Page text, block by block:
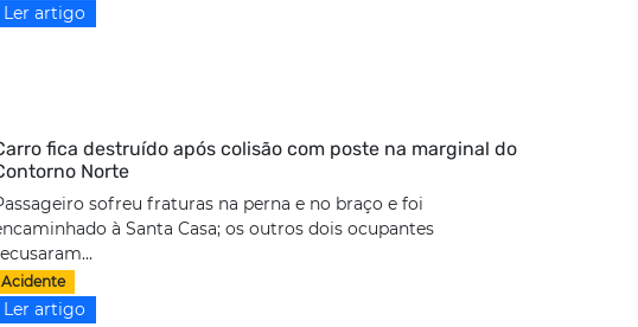
Ler artigo
fica destruído após colisão com poste na marginal do
Norte
sofreu fraturas na perna e no braço e foi
à Santa Casa; os outros dois ocupantes
Acidente
Ler artigo